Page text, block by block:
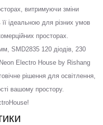
витримуючи зміни
ідеальною для різних умов
просторах.
SMD2835 120 діодів, 230
Electro House by Rishang
рішення для освітлення,
вашому простору.